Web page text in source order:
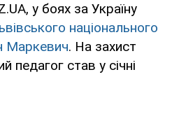
у боях за Україну
національного
Маркевич. На захист
педагог став у січні